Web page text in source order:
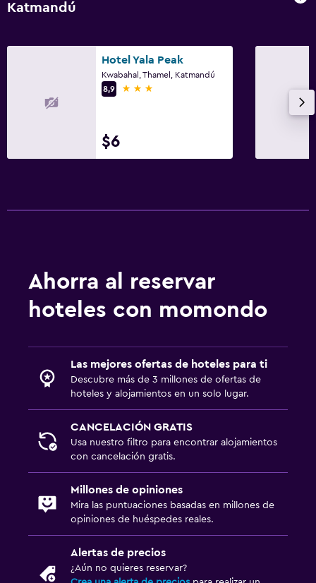
Katmandú
Hotel Yala Peak
Kwabahal, Thamel, Katmandú
8,9
3 estrellas
$6
Ahorra al reservar
hoteles con momondo
Las mejores ofertas de hoteles para ti
Descubre más de 3 millones de ofertas de
hoteles y alojamientos en un solo lugar.
CANCELACIÓN GRATIS
Usa nuestro filtro para encontrar alojamientos
con cancelación gratis.
Millones de opiniones
Mira las puntuaciones basadas en millones de
opiniones de huéspedes reales.
Alertas de precios
¿Aún no quieres reservar?